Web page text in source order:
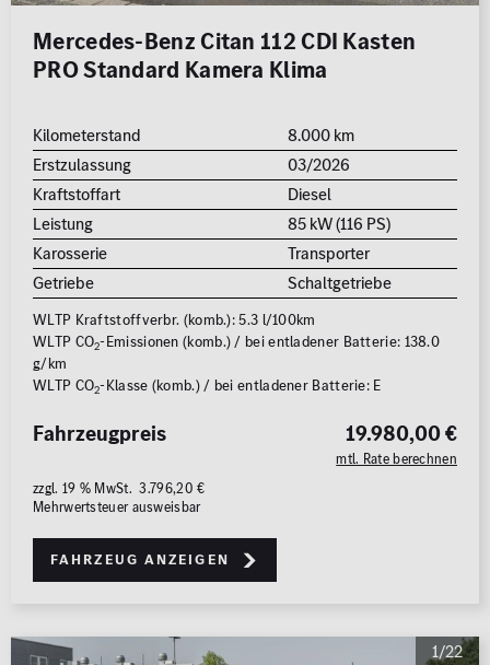
Mercedes-Benz Citan 112 CDI Kasten
PRO Standard Kamera Klima
Kilometerstand
8.000 km
Erstzulassung
03/2026
Kraftstoffart
Diesel
Leistung
85 kW (116 PS)
Karosserie
Transporter
Getriebe
Schaltgetriebe
WLTP Kraftstoffverbr. (komb.): 5.3 l/100km
WLTP CO2-Emissionen (komb.) / bei entladener Batterie: 138.0
g/km
WLTP CO2-Klasse (komb.) / bei entladener Batterie: E
19.980,00 €
mtl. Rate berechnen
Fahrzeugpreis
zzgl. 19 % MwSt. 3.796,20 €
Mehrwertsteuer ausweisbar
Fahrzeug anzeigen
1/22